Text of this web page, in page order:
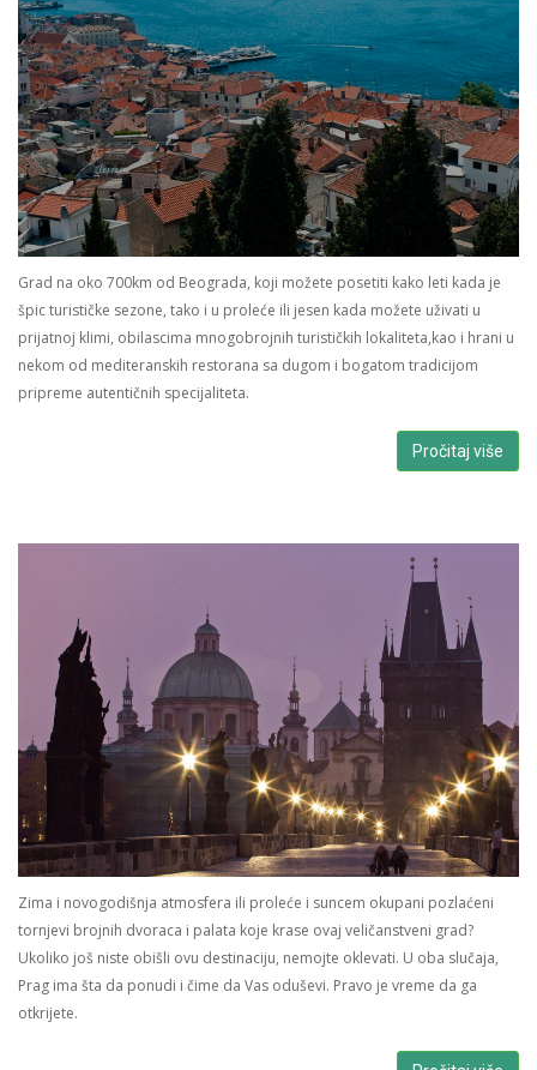
Grad na oko 700km od Beograda, koji možete posetiti kako leti kada je
špic turističke sezone, tako i u proleće ili jesen kada možete uživati u
prijatnoj klimi, obilascima mnogobrojnih turističkih lokaliteta,kao i hrani u
nekom od mediteranskih restorana sa dugom i bogatom tradicijom
pripreme autentičnih specijaliteta.
Pročitaj više
Zima i novogodišnja atmosfera ili proleće i suncem okupani pozlaćeni
tornjevi brojnih dvoraca i palata koje krase ovaj veličanstveni grad?
Ukoliko još niste obišli ovu destinaciju, nemojte oklevati. U oba slučaja,
Prag ima šta da ponudi i čime da Vas oduševi. Pravo je vreme da ga
otkrijete.